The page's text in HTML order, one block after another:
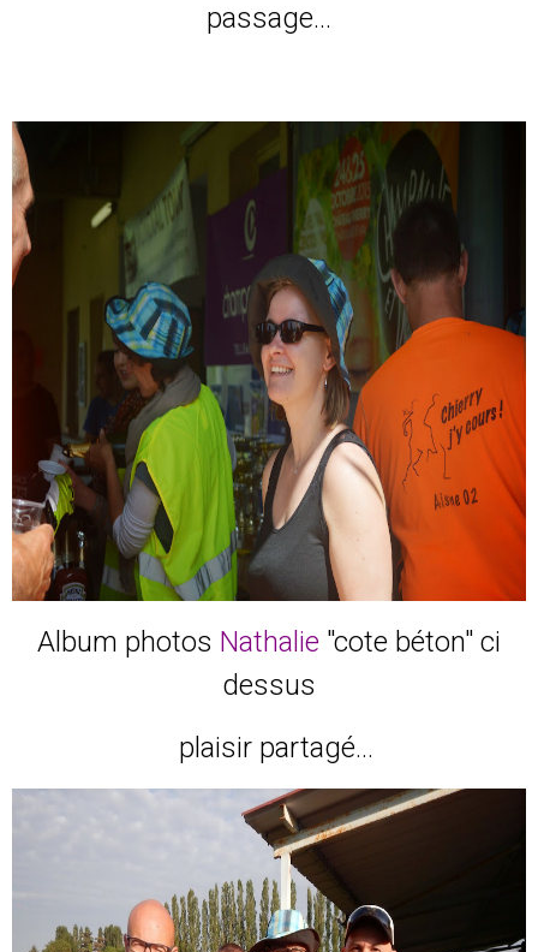
passage...
Album photos Nathalie "cote béton" ci
dessus
plaisir partagé...